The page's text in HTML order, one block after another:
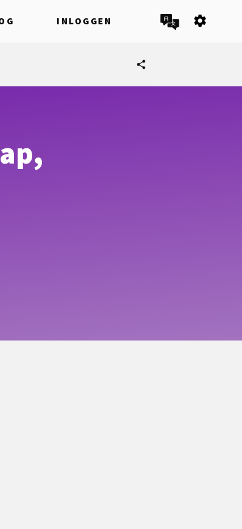
INLOGGEN settings
share